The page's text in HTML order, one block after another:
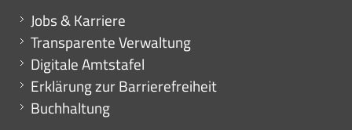
Mini menu di servizio
Jobs & Karriere
Transparente Verwaltung
Digitale Amtstafel
Erklärung zur Barrierefreiheit
Buchhaltung